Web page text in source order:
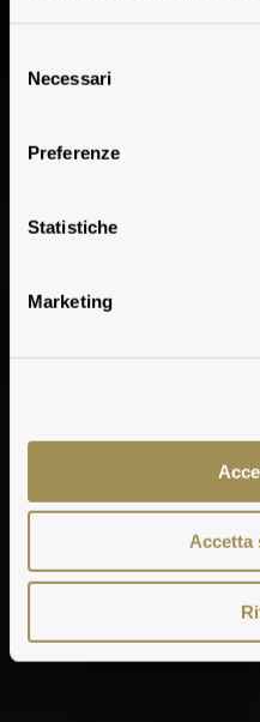
delNecessari
Preferenze
Statistiche
Marketing
Accetta